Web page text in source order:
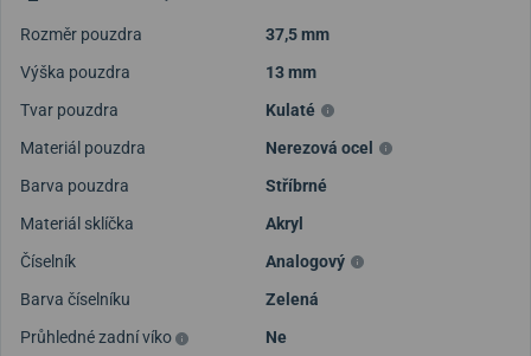
Rozměr pouzdra
37,5 mm
Výška pouzdra
13 mm
Tvar pouzdra
Kulaté
Materiál pouzdra
Nerezová ocel
Barva pouzdra
Stříbrné
Materiál sklíčka
Akryl
Číselník
Analogový
Barva číselníku
Zelená
Průhledné zadní víko
Ne